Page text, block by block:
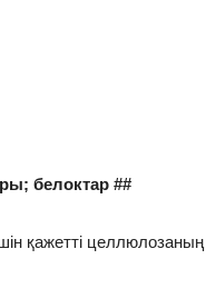
белоктар ##
қажетті целлюлозаның